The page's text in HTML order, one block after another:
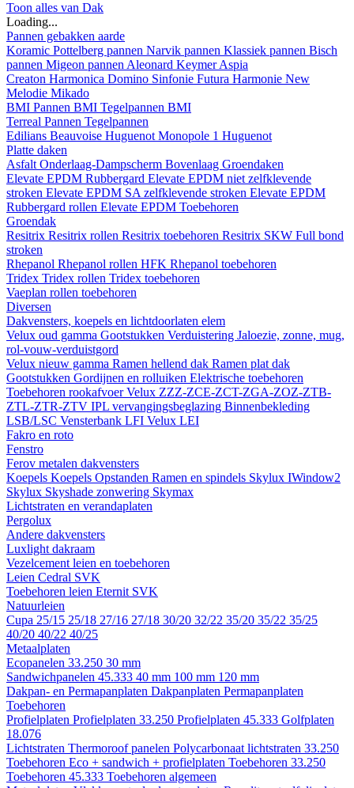
Toon alles van Dak
Loading...
Pannen gebakken aarde
Koramic Pottelberg pannen Narvik pannen Klassiek pannen Bisch
pannen Migeon pannen Aleonard KeymerAspia
Creaton Harmonica Domino Sinfonie Futura Harmonie New
Melodie Mikado
BMI Pannen BMI Tegelpannen BMI
Terreal Pannen Tegelpannen
Edilians Beauvoise Huguenot Monopole 1 Huguenot
Platte daken
Asfalt Onderlaag-Dampscherm Bovenlaag Groendaken
Elevate EPDM Rubbergard Elevate EPDM niet zelfklevende
stroken Elevate EPDM SA zelfklevende stroken Elevate EPDM
Rubbergard rollen Elevate EPDM Toebehoren
Groendak
Resitrix Resitrix rollen Resitrix toebehoren Resitrix SKW Full bond
stroken
Rhepanol Rhepanol rollen HFK Rhepanol toebehoren
Tridex Tridex rollen Tridex toebehoren
Vaeplan rollen toebehoren
Diversen
Dakvensters, koepels en lichtdoorlaten elem
Velux oud gamma Gootstukken Verduistering Jaloezie, zonne, mug,
rol-vouw-verduistgord
Velux nieuw gamma Ramen hellend dak Ramen plat dak
Gootstukken Gordijnen en rolluiken Elektrische toebehoren
Toebehoren rookafvoerVelux ZZZ-ZCE-ZCT-ZGA-ZOZ-ZTB-
ZTL-ZTR-ZTV IPL vervangingsbeglazing Binnenbekleding
LSB/LSC Vensterbank LFI Velux LEI
Fakro en roto
Fenstro
Ferov metalen dakvensters
Koepels Koepels Opstanden Ramen en spindels Skylux IWindow2
Skylux Skyshade zonwering Skymax
Lichtstraten en verandaplaten
Pergolux
Andere dakvensters
Luxlight dakraam
Vezelcement leien en toebehoren
Leien Cedral SVK
Toebehoren leien Eternit SVK
Natuurleien
Cupa 25/15 25/18 27/16 27/18 30/20 32/22 35/20 35/22 35/25
40/20 40/22 40/25
Metaalplaten
Ecopanelen 33.250 30 mm
Sandwichpanelen 45.333 40 mm 100 mm 120 mm
Dakpan- en Permapanplaten Dakpanplaten Permapanplaten
Toebehoren
Profielplaten Profielplaten 33.250 Profielplaten 45.333 Golfplaten
18.076
Lichtstraten Thermoroof panelen Polycarbonaat lichtstraten 33.250
Toebehoren Eco + sandwich + profielplaten Toebehoren 33.250
Toebehoren 45.333 Toebehoren algemeen